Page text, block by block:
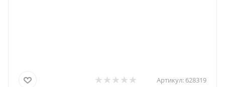
Артикул: 628319